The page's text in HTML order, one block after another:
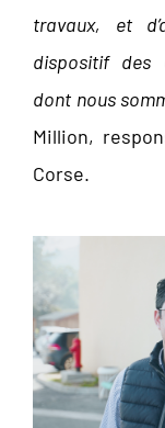
travaux, et
dispositif des
dont nous
Million,
Corse.